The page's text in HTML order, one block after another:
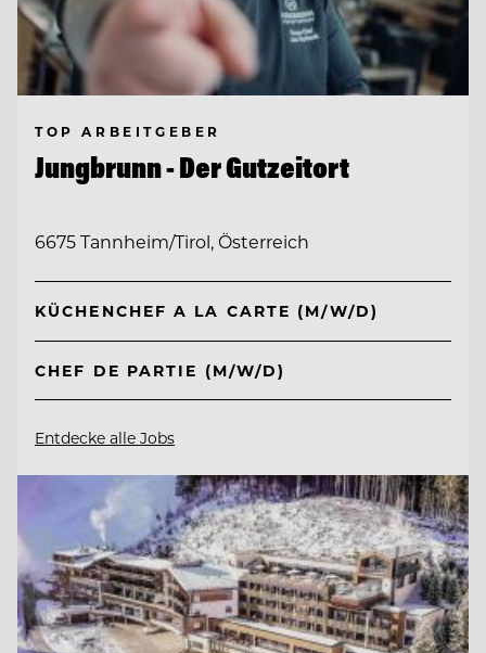
TOP ARBEITGEBER
Jungbrunn - Der Gutzeitort
6675 Tannheim/Tirol, Österreich
KÜCHENCHEF A LA CARTE (M/W/D)
CHEF DE PARTIE (M/W/D)
Entdecke alle Jobs